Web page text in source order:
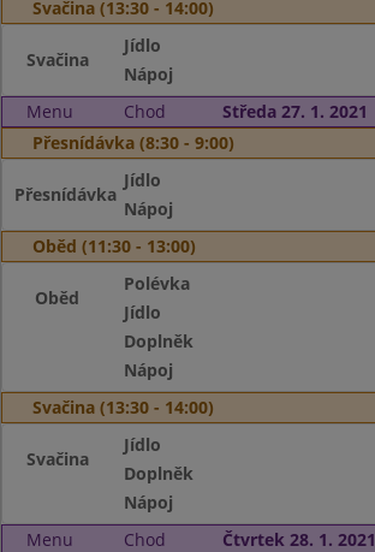
Svačina (13:30 - 14:00)
Svačina
Jídlo
Nápoj
Menu
Chod
Středa 27. 1. 2021
Přesnídávka (8:30 - 9:00)
Přesnídávka
Jídlo
Nápoj
Oběd (11:30 - 13:00)
Oběd
Polévka
Jídlo
Doplněk
Nápoj
Svačina (13:30 - 14:00)
Svačina
Jídlo
Doplněk
Nápoj
Menu
Chod
Čtvrtek 28. 1. 2021